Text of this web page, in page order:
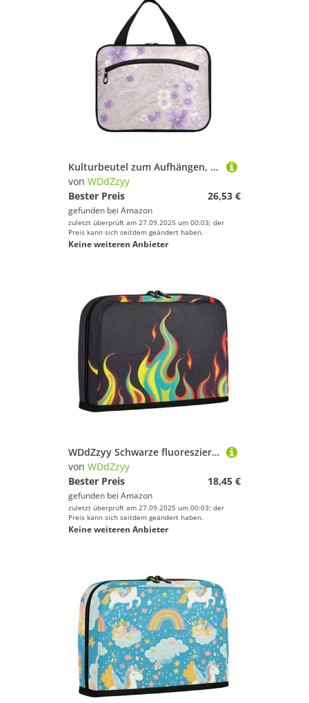
Kulturbeutel zum Aufhängen, mit Haken, faltbar, Vintage-Kulturbeutel für Damen, mit Perlen, Blumenmuster, Rosa und Weiß
von WDdZzyy
Bester Preis
26,53 €
gefunden bei Amazon
zuletzt überprüft am 27.09.2025 um 00:03; der
Preis kann sich seitdem geändert haben.
Keine weiteren Anbieter
WDdZzyy Schwarze fluoreszierende, coole Flammenfarbe, Federmäppchen, großes Fassungsvermögen, Mehrzwecktasche für Damen, Büro
von WDdZzyy
Bester Preis
18,45 €
gefunden bei Amazon
zuletzt überprüft am 27.09.2025 um 00:03; der
Preis kann sich seitdem geändert haben.
Keine weiteren Anbieter